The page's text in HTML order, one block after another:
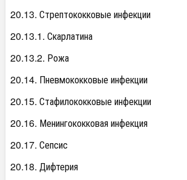
20.13. Стрептококковые инфекции
20.13.1. Скарлатина
20.13.2. Рожа
20.14. Пневмококковые инфекции
20.15. Стафилококковые инфекции
20.16. Менингококковая инфекция
20.17. Сепсис
20.18. Дифтерия